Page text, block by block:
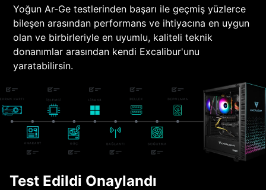
Yoğun Ar-Ge testlerinden başarı ile geçmiş yüzlerce
bileşen arasından performans ve ihtiyacına en uygun
olan ve birbirleriyle en uyumlu, kaliteli teknik
donanımlar arasından kendi Excalibur'unu
yaratabilirsin.
Test Edildi Onaylandı